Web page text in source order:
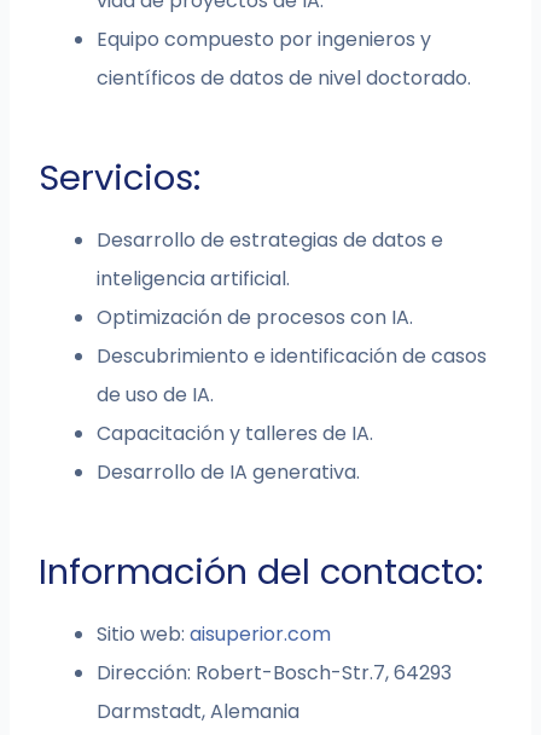
Equipo compuesto por ingenieros y
científicos de datos de nivel doctorado.
Servicios:
Desarrollo de estrategias de datos e
inteligencia artificial.
Optimización de procesos con IA.
Descubrimiento e identificación de casos
de uso de IA.
Capacitación y talleres de IA.
Desarrollo de IA generativa.
Información del contacto:
Sitio web:aisuperior.com
Dirección: Robert-Bosch-Str.7, 64293
Darmstadt, Alemania